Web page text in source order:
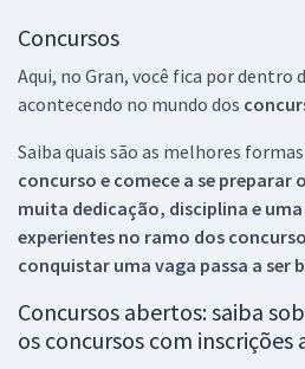
Concursos
Aqui, no Gran, você fica por dentro
acontecendo no mundo dos
Saiba quais são as melhores formas
concurso e comece a se preparar
muita dedicação, disciplina e
experientes no ramo dos
conquistar uma vaga passa a ser
Concursos abertos: saiba
os concursos com inscrições